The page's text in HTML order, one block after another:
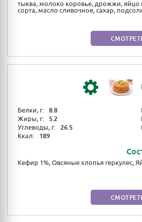
тыква, молоко коровье, дрожжи,
сорта, масло сливочное, сахар,
Белки, г: 8.8
Жиры, г: 5.2
Углеводы, г: 26.5
Ккал:
189
Кефир 1%, Овсяные хлопья геркулес,